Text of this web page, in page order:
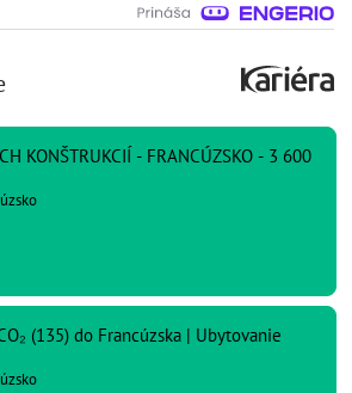
KONŠTRUKCIÍ - FRANCÚZSKO - 3 600
(135) do Francúzska | Ubytovanie